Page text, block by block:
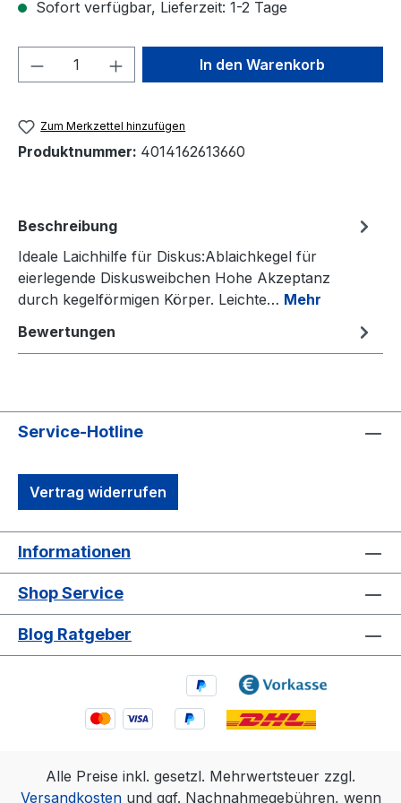
Sofort verfügbar, Lieferzeit: 1-2 Tage
Produkt Anzahl: Gib denIn den Warenkorb
Zum Merkzettel hinzufügen
Produktnummer: 4014162613660
Beschreibung
Ideale Laichhilfe für Diskus:Ablaichkegel für
eierlegende Diskusweibchen Hohe Akzeptanz
durch kegelförmigen Körper. Leichte… Mehr
Bewertungen
Service-Hotline
Vertrag widerrufen
Informationen
Shop Service
Blog Ratgeber
Alle Preise inkl. gesetzl. Mehrwertsteuer zzgl.
Versandkostenund ggf. Nachnahmegebühren, wenn